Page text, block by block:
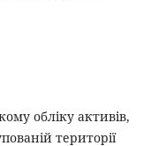
обліку активів,
території